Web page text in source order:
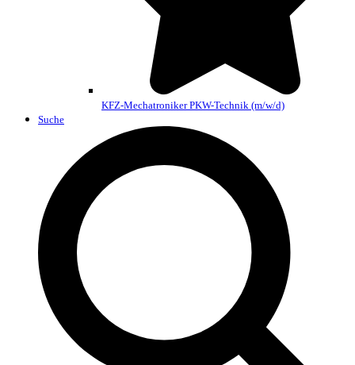
KFZ-Mechatroniker PKW-Technik (m/w/d)
Suche